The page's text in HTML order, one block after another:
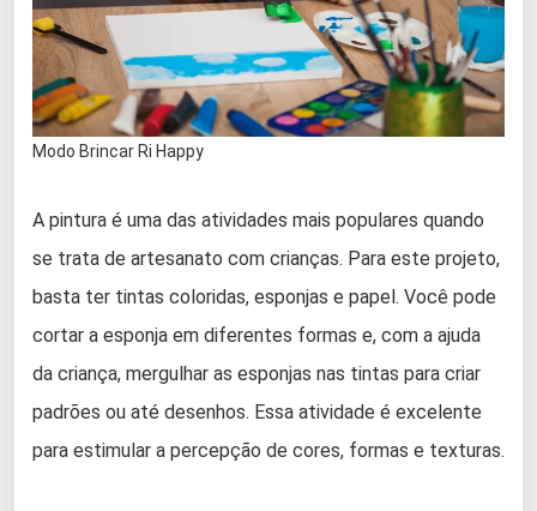
Modo Brincar Ri Happy
A pintura é uma das atividades mais populares quando
se trata de artesanato com crianças. Para este projeto,
basta ter tintas coloridas, esponjas e papel. Você pode
cortar a esponja em diferentes formas e, com a ajuda
da criança, mergulhar as esponjas nas tintas para criar
padrões ou até desenhos. Essa atividade é excelente
para estimular a percepção de cores, formas e texturas.